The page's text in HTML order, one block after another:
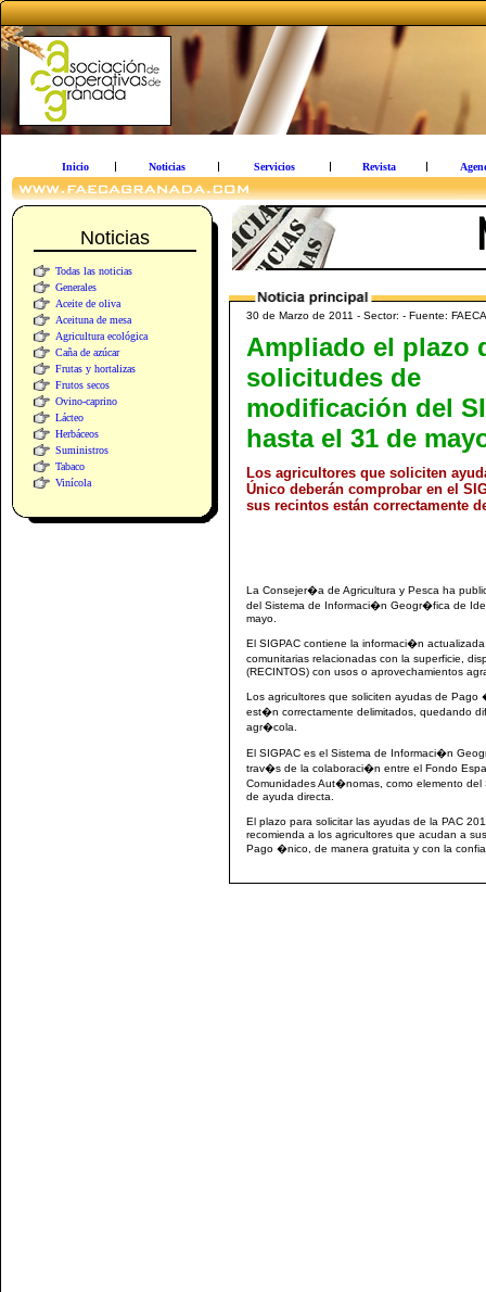
Inicio Noticias Servicios Revista
Noticias
Todas las noticias
Generales
Aceite de oliva
Aceituna de mesa
Agricultura ecológica
Caña de azúcar
Frutas y hortalizas
Frutos secos
Ovino-caprino
Lácteo
Herbáceos
Suministros
Tabaco
Vinícola
30 de Marzo de 2011 - Sector: - Fuente:
Ampliado el plazo
solicitudes de
modificación del
hasta el 31 de
Los agricultores que soliciten
Único deberán comprobar en el
sus recintos están correctamente
La Consejer�a de Agricultura y Pesca ha
del Sistema de Informaci�n Geogr�fica de
mayo.
El SIGPAC contiene la informaci�n
comunitarias relacionadas con la superficie,
(RECINTOS) con usos o aprovechamientos
Los agricultores que soliciten ayudas de
est�n correctamente delimitados, quedando
agr�cola.
El SIGPAC es el Sistema de Informaci�n
trav�s de la colaboraci�n entre el Fondo
Comunidades Aut�nomas, como elemento
de ayuda directa.
El plazo para solicitar las ayudas de la PAC
recomienda a los agricultores que acudan a
Pago �nico, de manera gratuita y con la